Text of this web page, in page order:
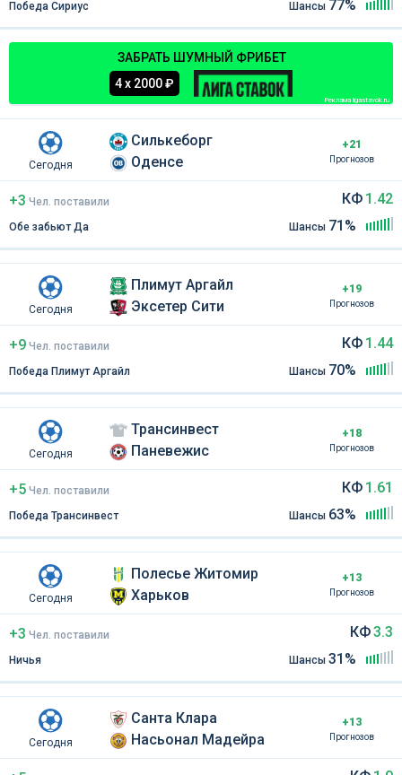
Победа Сириус
Шансы 77%
ЗАБРАТЬ ШУМНЫЙ ФРИБЕТ
4 х 2000 ₽
Реклама ligastavok.ru
Сегодня
Силькеборг
Оденсе
+21
Прогнозов
+3 Чел. поставили
Обе забьют Да
КФ 1.42
Шансы 71%
Сегодня
Плимут Аргайл
Эксетер Сити
+19
Прогнозов
+9 Чел. поставили
Победа Плимут Аргайл
КФ 1.44
Шансы 70%
Сегодня
Трансинвест
Паневежис
+18
Прогнозов
+5 Чел. поставили
Победа Трансинвест
КФ 1.61
Шансы 63%
Сегодня
Полесье Житомир
Харьков
+13
Прогнозов
+3 Чел. поставили
Ничья
КФ3.3
Шансы 31%
Сегодня
Санта Клара
Насьонал Мадейра
+13
Прогнозов